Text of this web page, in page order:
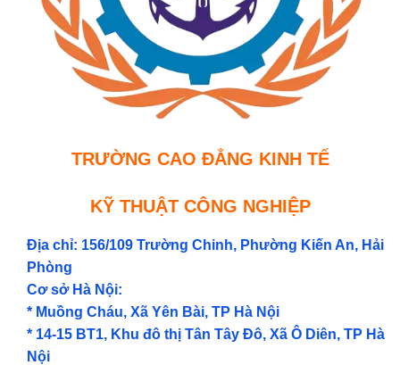
TRƯỜNG CAO ĐẲNG KINH TẾ
KỸ THUẬT CÔNG NGHIỆP
Địa chỉ: 156/109 Trường Chinh, Phường Kiến An, Hải
Phòng
Cơ sở Hà Nội:
* Muồng Cháu, Xã Yên Bài, TP Hà Nội
* 14-15 BT1, Khu đô thị Tân Tây Đô, Xã Ô Diên, TP Hà
Nội